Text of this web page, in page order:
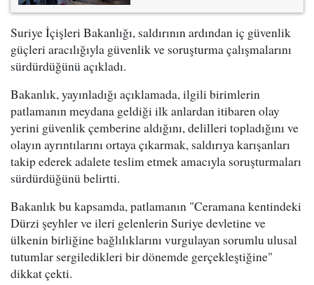
Suriye İçişleri Bakanlığı, saldırının ardından iç güvenlik
güçleri aracılığıyla güvenlik ve soruşturma çalışmalarını
sürdürdüğünü açıkladı.
Bakanlık, yayınladığı açıklamada, ilgili birimlerin
patlamanın meydana geldiği ilk anlardan itibaren olay
yerini güvenlik çemberine aldığını, delilleri topladığını ve
olayın ayrıntılarını ortaya çıkarmak, saldırıya karışanları
takip ederek adalete teslim etmek amacıyla soruşturmaları
sürdürdüğünü belirtti.
Bakanlık bu kapsamda, patlamanın "Ceramana kentindeki
Dürzi şeyhler ve ileri gelenlerin Suriye devletine ve
ülkenin birliğine bağlılıklarını vurgulayan sorumlu ulusal
tutumlar sergiledikleri bir dönemde gerçekleştiğine"
dikkat çekti.